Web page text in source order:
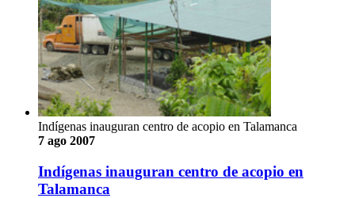
Indígenas inauguran centro de acopio en Talamanca
7 ago 2007
Indígenas inauguran centro de acopio en
Talamanca